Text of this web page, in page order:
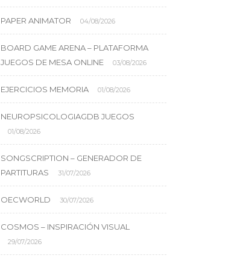
PAPER ANIMATOR 04/08/2026
BOARD GAME ARENA – PLATAFORMA
JUEGOS DE MESA ONLINE
03/08/2026
EJERCICIOS MEMORIA 01/08/2026
NEUROPSICOLOGIAGDB JUEGOS
01/08/2026
SONGSCRIPTION – GENERADOR DE
PARTITURAS
31/07/2026
OECWORLD 30/07/2026
COSMOS – INSPIRACIÓN VISUAL
29/07/2026